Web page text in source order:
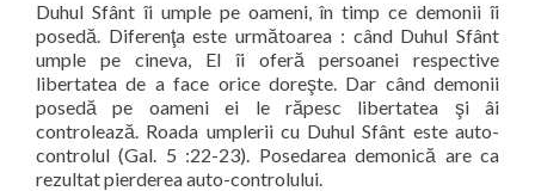
Duhul Sfânt îi umple pe oameni, în timp ce demonii îi
posedă. Diferenţa este următoarea : când Duhul Sfânt
umple pe cineva, El îi oferă persoanei respective
libertatea de a face orice doreşte. Dar când demonii
posedă pe oameni ei le răpesc libertatea şi âi
controlează. Roada umplerii cu Duhul Sfânt este auto-
controlul (Gal. 5 :22-23). Posedarea demonică are ca
rezultat pierderea auto-controlului.